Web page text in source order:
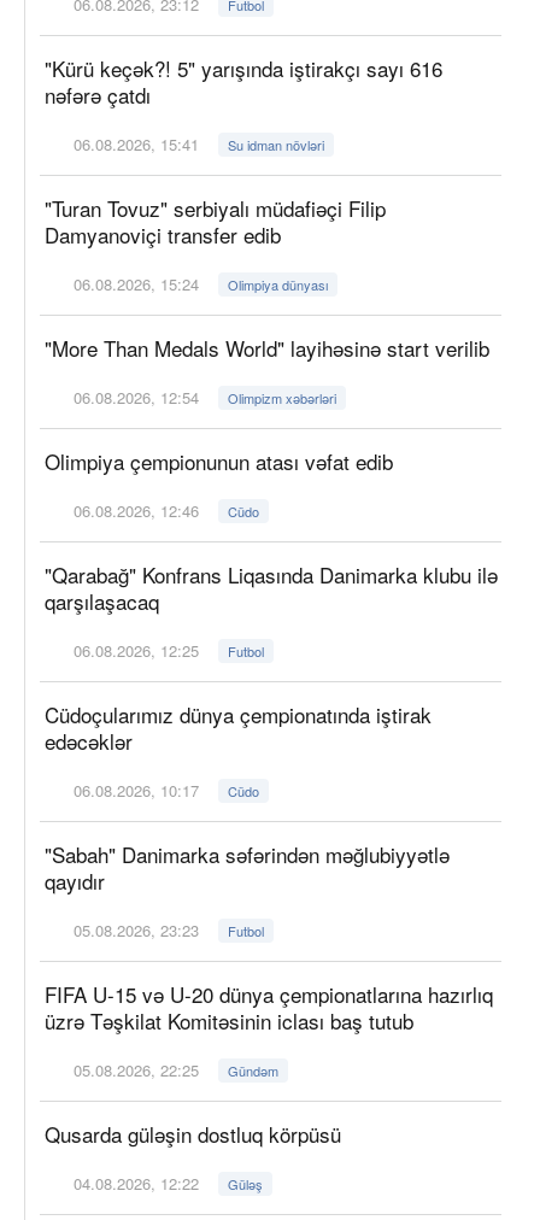
Futbol
"Kürü keçək?! 5" yarışında iştirakçı sayı 616
nəfərə çatdı
06.08.2026, 15:41 Su idman növləri
"Turan Tovuz" serbiyalı müdafiəçi Filip
Damyanoviçi transfer edib
06.08.2026, 15:24 Olimpiya dünyası
"More Than Medals World" layihəsinə start verilib
06.08.2026, 12:54 Olimpizm xəbərləri
Olimpiya çempionunun atası vəfat edib
06.08.2026, 12:46 Cüdo
"Qarabağ" Konfrans Liqasında Danimarka klubu ilə
qarşılaşacaq
06.08.2026, 12:25 Futbol
Cüdoçularımız dünya çempionatında iştirak
edəcəklər
06.08.2026, 10:17 Cüdo
"Sabah" Danimarka səfərindən məğlubiyyətlə
qayıdır
05.08.2026, 23:23 Futbol
FIFA U-15 və U-20 dünya çempionatlarına hazırlıq
üzrə Təşkilat Komitəsinin iclası baş tutub
05.08.2026, 22:25 Gündəm
Qusarda güləşin dostluq körpüsü
04.08.2026, 12:22 Güləş